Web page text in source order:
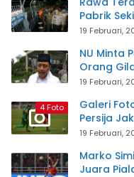
Pabrik
19 Februari,
NU Minta
Orang
19 Februari,
4 Foto
Galeri
Persija
19 Februari,
Marko
Juara